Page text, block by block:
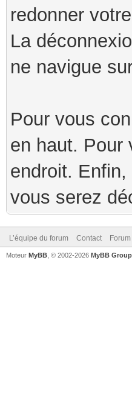
redonner
La
ne navigue
Pour vous
en haut. Pour
endroit.
vous serez
L’équipe du forum Contact
Moteur MyBB , © 2002-2026 MyBB Group